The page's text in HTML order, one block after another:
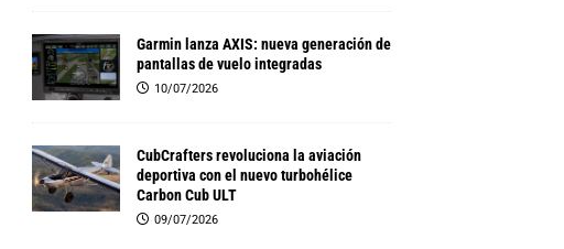
Garmin lanza AXIS: nueva generación de
pantallas de vuelo integradas
10/07/2026
CubCrafters revoluciona la aviación
deportiva con el nuevo turbohélice
Carbon Cub ULT
09/07/2026